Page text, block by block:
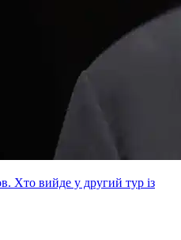
Хто вийде у другий тур із